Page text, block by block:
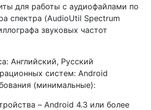
для работы с аудиофайлами по
спектра (AudioUtil Spectrum
звуковых частот
Английский, Русский
систем: Android
(минимальные):
– Android 4.3 или более